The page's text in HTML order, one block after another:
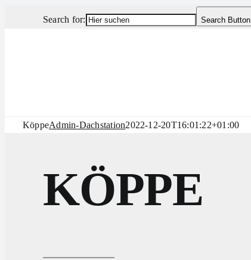
Search for: Search Button
KöppeAdmin-Dachstation2022-12-20T16:01:22+01:00
KÖPPE